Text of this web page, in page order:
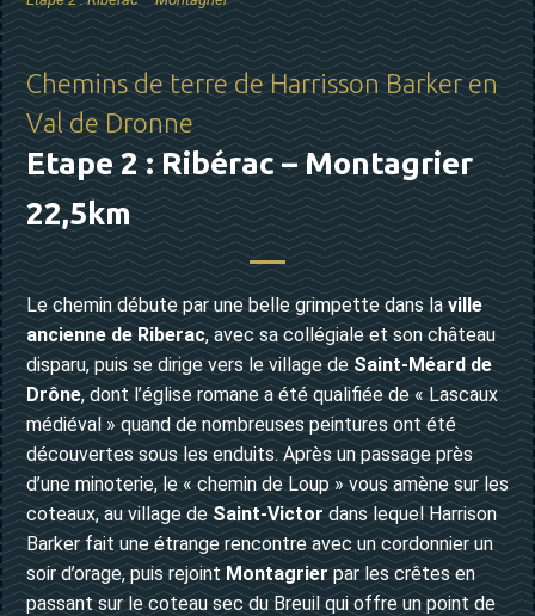
Chemins de terre de Harrisson Barker en
Val de Dronne
Etape 2 : Ribérac – Montagrier
22,5km
Le chemin débute par une belle grimpette dans laville
ancienne de Riberac, avec sa collégiale et son château
disparu, puis se dirige vers le village deSaint-Méard de
Drône, dont l’église romane a été qualifiée de « Lascaux
médiéval » quand de nombreuses peintures ont été
découvertes sous les enduits. Après un passage près
d’une minoterie, le « chemin de Loup » vous amène sur les
coteaux, au village deSaint-Victordans lequel Harrison
Barker fait une étrange rencontre avec un cordonnier un
soir d’orage, puis rejointMontagrierpar les crêtes en
passant sur le coteau sec du Breuil qui offre un point de